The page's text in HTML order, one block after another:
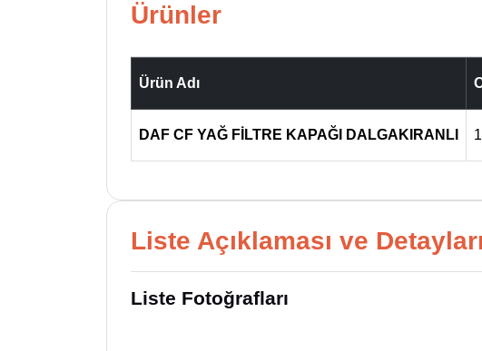
Ürünler
Ürün Adı
DAF CF YAĞ FİLTRE KAPAĞI DALGAKIRANLI
Liste Açıklaması ve Detayları
Liste Fotoğrafları